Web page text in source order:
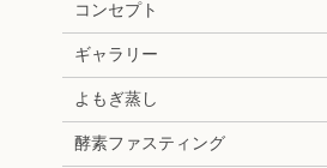
コンセプト
ギャラリー
よもぎ蒸し
酵素ファスティング